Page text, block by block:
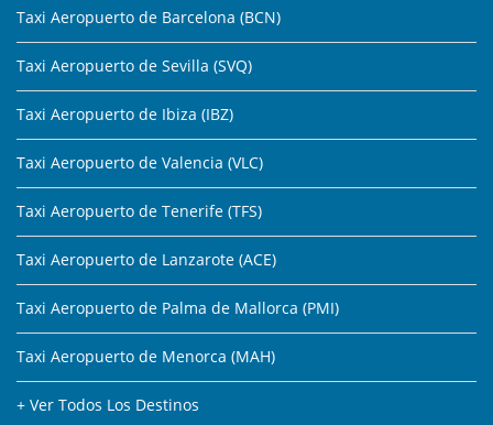
Taxi Aeropuerto de Barcelona (BCN)
Taxi Aeropuerto de Sevilla (SVQ)
Taxi Aeropuerto de Ibiza (IBZ)
Taxi Aeropuerto de Valencia (VLC)
Taxi Aeropuerto de Tenerife (TFS)
Taxi Aeropuerto de Lanzarote (ACE)
Taxi Aeropuerto de Palma de Mallorca (PMI)
Taxi Aeropuerto de Menorca (MAH)
+ Ver Todos Los Destinos